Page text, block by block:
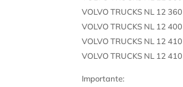
VOLVO TRUCKS NL 12
VOLVO TRUCKS NL 12
VOLVO TRUCKS NL 12
VOLVO TRUCKS NL 12
Importante: